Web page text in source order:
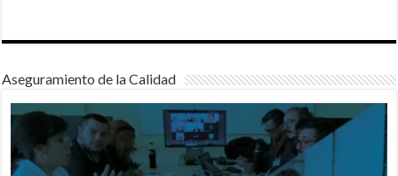
Aseguramiento de la Calidad